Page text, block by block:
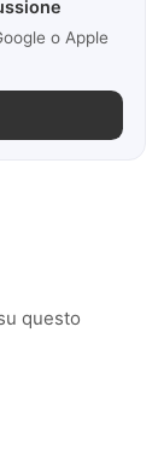
o Apple
questo